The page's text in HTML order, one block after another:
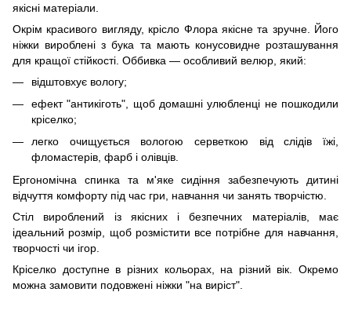
якісні матеріали.
Окрім красивого вигляду, крісло Флора якісне та зручне. Його
ніжки вироблені з бука та мають конусовидне розташування
для кращої стійкості. Оббивка — особливий велюр, який:
відштовхує вологу;
ефект "антикіготь", щоб домашні улюбленці не пошкодили
кріселко;
легко очищується вологою серветкою від слідів їжі,
фломастерів, фарб і олівців.
Ергономічна спинка та м'яке сидіння забезпечують дитині
відчуття комфорту під час гри, навчання чи занять творчістю.
Стіл вироблений із якісних і безпечних матеріалів, має
ідеальний розмір, щоб розмістити все потрібне для навчання,
творчості чи ігор.
Кріселко доступне в різних кольорах, на різний вік. Окремо
можна замовити подовжені ніжки "на виріст".